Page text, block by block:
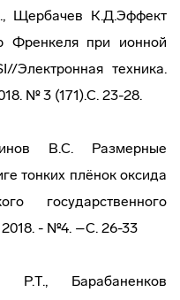
Щербачев К.Д.Эффект
Френкеля при ионной
Электронная техника.
№ 3 (171).С. 23-28.
В.С. Размерные
тонких плёнок оксида
государственного
2018. - №4. –С. 26-33
Р.Т., Барабаненков